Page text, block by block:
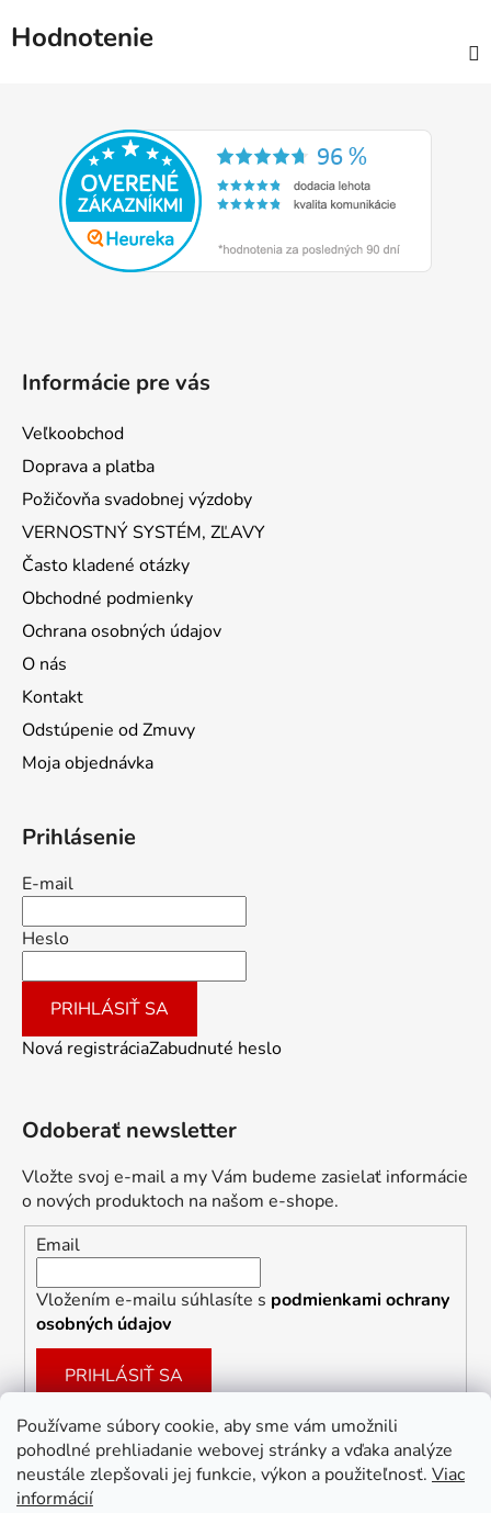
Používame súbory cookie, aby sme vám umožnili
pohodlné prehliadanie webovej stránky a vďaka analýze
neustále zlepšovali jej funkcie, výkon a použiteľnosť. Viac
informácií
Hodnotenie
Informácie pre vás
Veľkoobchod
Doprava a platba
Požičovňa svadobnej výzdoby
VERNOSTNÝ SYSTÉM, ZĽAVY
Často kladené otázky
Obchodné podmienky
Ochrana osobných údajov
O nás
Kontakt
Odstúpenie od Zmuvy
Moja objednávka
Prihlásenie
E-mail
Heslo
PRIHLÁSIŤ SA
Nová registráciaZabudnuté heslo
Odoberať newsletter
Vložte svoj e-mail a my Vám budeme zasielať informácie
o nových produktoch na našom e-shope.
Email
Vložením e-mailu súhlasíte s podmienkami ochrany
osobných údajov
PRIHLÁSIŤ SA
Facebook